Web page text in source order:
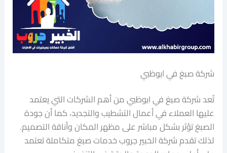
شركة صبغ في ابوظبي
تُعد شركة صبغ في ابوظبي من أهم الشركات التي يعتمد
عليها العملاء في أعمال التشطيب والتجديد، كما أن جودة
الصبغ تؤثر بشكل مباشر على مظهر المكان وأناقة التصميم.
لذلك تقدم شركة الخبير جروب خدمات صبغ متكاملة تعتمد